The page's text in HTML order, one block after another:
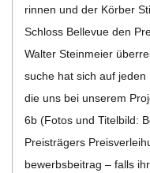
D
T
rin­nen und der Kör­ber
Schloss Bel­le­vue den
Wal­ter Stein­meier
su­che hat sich auf
die uns bei unse­rem
6b (Fotos und Titel­bild:
Preis­trä­gers
be­werbs­bei­trag – falls